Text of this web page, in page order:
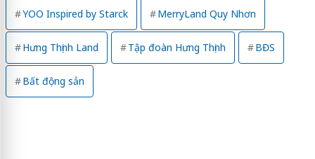
YOO Inspired by Starck MerryLand Quy Nhơn
Hưng Thịnh Land Tập đoàn Hưng Thịnh BĐS
Bất động sản